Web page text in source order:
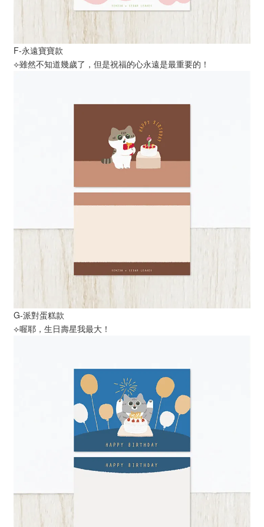
F-永遠寶寶款
⟣雖然不知道幾歲了，但是祝福的心永遠是最重要的！
G-派對蛋糕款
⟣喔耶，生日壽星我最大！